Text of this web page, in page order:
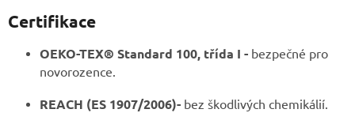
Certifikace
OEKO-TEX® Standard 100, třída I - bezpečné pro
novorozence.
REACH (ES 1907/2006)- bez škodlivých chemikálií.